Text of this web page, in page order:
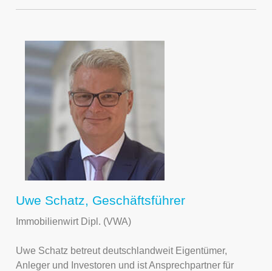
Uwe Schatz, Geschäftsführer
Immobilienwirt Dipl. (VWA)
Uwe Schatz betreut deutschlandweit Eigentümer,
Anleger und Investoren und ist Ansprechpartner für